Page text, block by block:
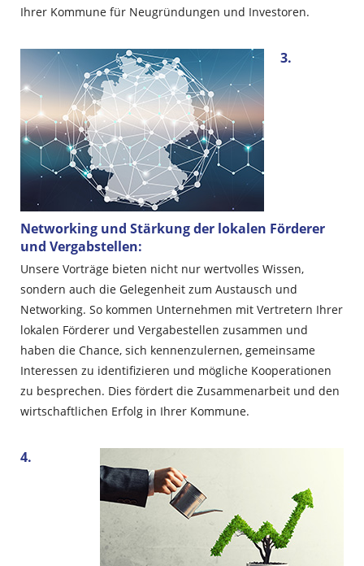
Ihrer Kommune für Neugründungen und Investoren.
3.
Networking und Stärkung der lokalen Förderer
und Vergabstellen:
Unsere Vorträge bieten nicht nur wertvolles Wissen,
sondern auch die Gelegenheit zum Austausch und
Networking. So kommen Unternehmen mit Vertretern Ihrer
lokalen Förderer und Vergabestellen zusammen und
haben die Chance, sich kennenzulernen, gemeinsame
Interessen zu identifizieren und mögliche Kooperationen
zu besprechen. Dies fördert die Zusammenarbeit und den
wirtschaftlichen Erfolg in Ihrer Kommune.
4.